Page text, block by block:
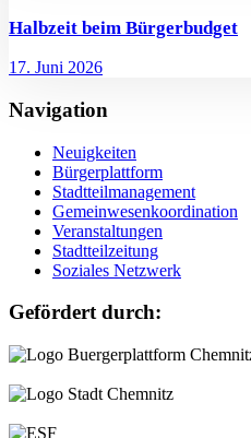
Halbzeit beim Bürgerbudget
17. Juni 2026
Navigation
Neuigkeiten
Bürgerplattform
Stadtteilmanagement
Gemeinwesenkoordination
Veranstaltungen
Stadtteilzeitung
Soziales Netzwerk
Gefördert durch: